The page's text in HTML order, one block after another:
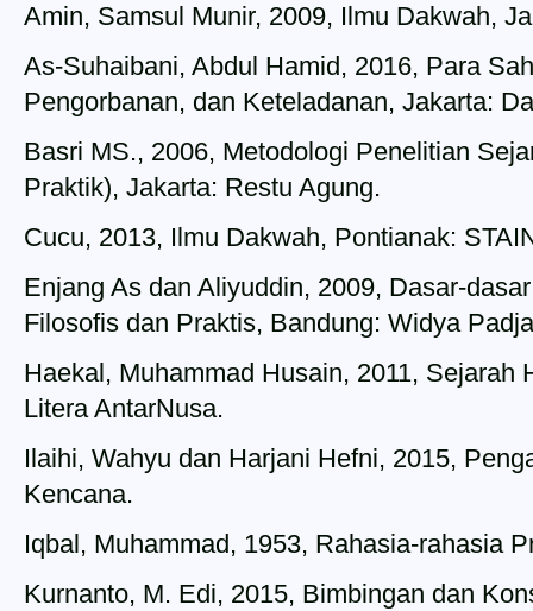
Amin, Samsul Munir, 2009, Ilmu Dakwah,
As-Suhaibani, Abdul Hamid, 2016, Para
Pengorbanan, dan Keteladanan, Jakarta:
Basri MS., 2006, Metodologi Penelitian
Praktik), Jakarta: Restu Agung.
Cucu, 2013, Ilmu Dakwah, Pontianak:
Enjang As dan Aliyuddin, 2009, Dasar-
Filosofis dan Praktis, Bandung: Widya
Haekal, Muhammad Husain, 2011, Sejarah
Litera AntarNusa.
Ilaihi, Wahyu dan Harjani Hefni, 2015,
Kencana.
Iqbal, Muhammad, 1953, Rahasia-rahasia
Kurnanto, M. Edi, 2015, Bimbingan dan